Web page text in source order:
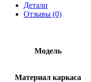
Детали
Отзывы (0)
Модель
Материал каркаса